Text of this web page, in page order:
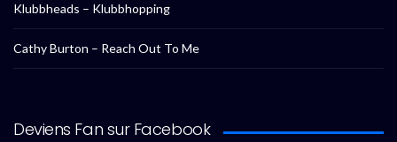
Klubbheads – Klubbhopping
Cathy Burton – Reach Out To Me
Deviens Fan sur Facebook